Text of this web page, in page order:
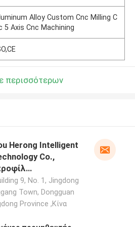
Alloy Custom Cnc Milling C
5 Axis Cnc Machining
περισσότερων
Herong Intelligent
Co.,
9, No. 1, Jingdong
Town, Dongguan
Province ,Κίνα